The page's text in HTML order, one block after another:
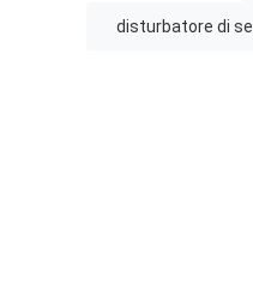
disturbatore di